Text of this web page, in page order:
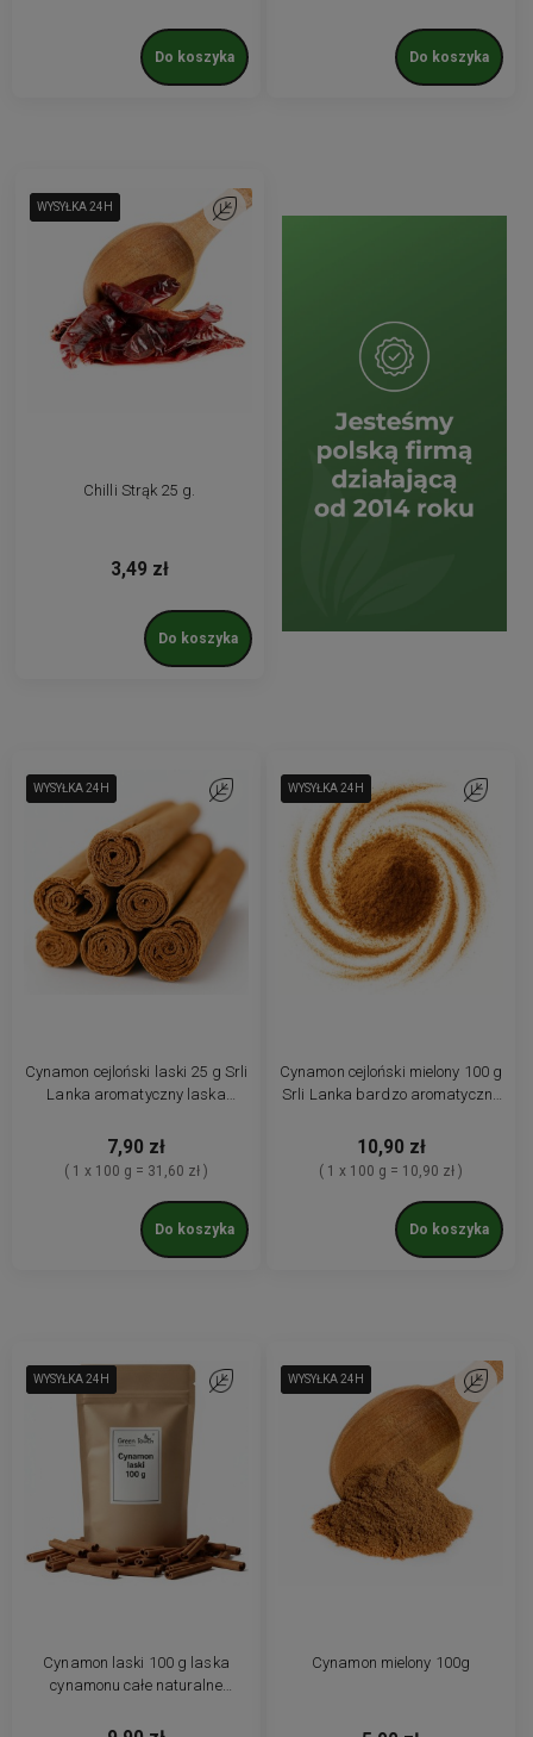
Do koszyka Do koszyka
WYSYŁKA 24H
WYSYŁKA 24H
WYSYŁKA 24H
Chilli Strąk 25 g.
3,49 zł
Do koszyka
Do ulubionych
WYSYŁKA 24H
WYSYŁKA 24H
Cynamon cejloński laski 25 g Srli
Lanka aromatyczny laska
7,90 zł
( 1 x 100 g = 31,60 zł )
Do koszyka
Do ulubionychWYSYŁKA 24H
WYSYŁKA 24H
Cynamon cejloński mielony 100 g
Srli Lanka bardzo aromatyczny
10,90 zł
( 1 x 100 g = 10,90 zł )
Do koszyka
Do
WYSYŁKA 24H
WYSYŁKA 24H
WYSYŁKA 24H
Cynamon laski 100 g laska
cynamonu całe naturalne
Do ulubionychWYSYŁKA 24H
WYSYŁKA 24H
WYSYŁKA 24H
Cynamon mielony 100g
Do